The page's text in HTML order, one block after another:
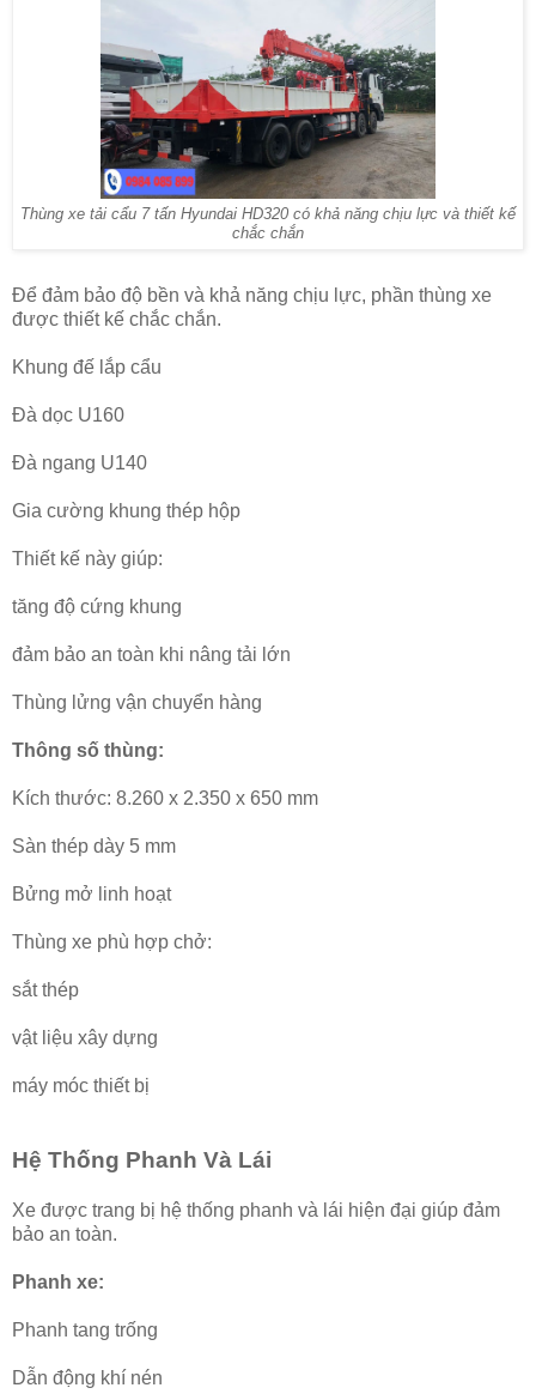
Thùng xe tải cẩu 7 tấn Hyundai HD320 có khả năng chịu lực và thiết kế
chắc chắn
Để đảm bảo độ bền và khả năng chịu lực, phần thùng xe
được thiết kế chắc chắn.
Khung đế lắp cẩu
Đà dọc U160
Đà ngang U140
Gia cường khung thép hộp
Thiết kế này giúp:
tăng độ cứng khung
đảm bảo an toàn khi nâng tải lớn
Thùng lửng vận chuyển hàng
Thông số thùng:
Kích thước: 8.260 x 2.350 x 650 mm
Sàn thép dày 5 mm
Bửng mở linh hoạt
Thùng xe phù hợp chở:
sắt thép
vật liệu xây dựng
máy móc thiết bị
Hệ Thống Phanh Và Lái
Xe được trang bị hệ thống phanh và lái hiện đại giúp đảm
bảo an toàn.
Phanh xe:
Phanh tang trống
Dẫn động khí nén